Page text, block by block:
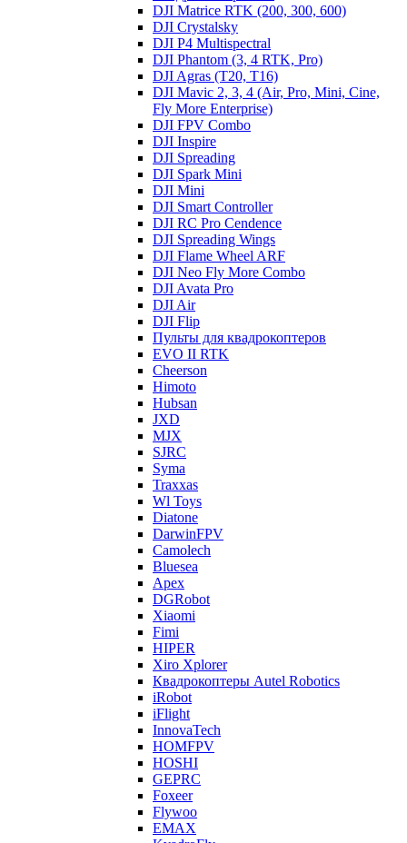
DJI Matrice RTK (200, 300, 600)
DJI Crystalsky
DJI P4 Multispectral
DJI Phantom (3, 4 RTK, Pro)
DJI Agras (T20, T16)
DJI Mavic 2, 3, 4 (Air, Pro, Mini, Cine,
Fly More Enterprise)
DJI FPV Combo
DJI Inspire
DJI Spreading
DJI Spark Mini
DJI Mini
DJI Smart Controller
DJI RC Pro Cendence
DJI Spreading Wings
DJI Flame Wheel ARF
DJI Neo Fly More Combo
DJI Avata Pro
DJI Air
DJI Flip
Пульты для квадрокоптеров
EVO II RTK
Cheerson
Himoto
Hubsan
JXD
MJX
SJRC
Syma
Traxxas
Wl Toys
Diatone
DarwinFPV
Camolech
Bluesea
Apex
DGRobot
Xiaomi
Fimi
HIPER
Xiro Xplorer
Квадрокоптеры Autel Robotics
iRobot
iFlight
InnovaTech
HOMFPV
HOSHI
GEPRC
Foxeer
Flywoo
EMAX